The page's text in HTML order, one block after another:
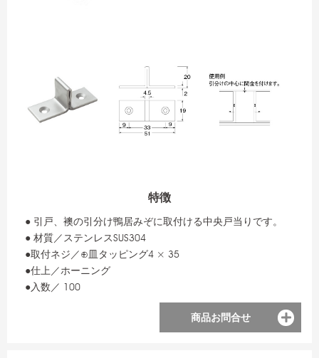
特徴
● 引戸、襖の引分け鴨居みぞに取付ける中央戸当りです。
● 材質／ステンレスSUS304
●取付ネジ／⊕皿タッピング4 × 35
●仕上／ホーニング
●入数／ 100
商品お問合せ